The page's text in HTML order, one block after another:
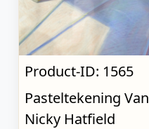
Product-ID: 1565
Pasteltekening Van
Nicky Hatfield